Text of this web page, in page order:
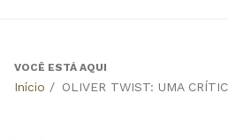
Back
VOCÊ ESTÁ AQUI
Início / OLIVER TWIST: UMA